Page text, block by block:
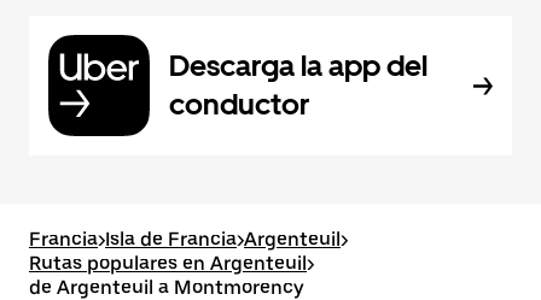
Descarga la app del
conductor
Francia>Isla de Francia>Argenteuil>
Rutas populares en Argenteuil>
de Argenteuil a Montmorency